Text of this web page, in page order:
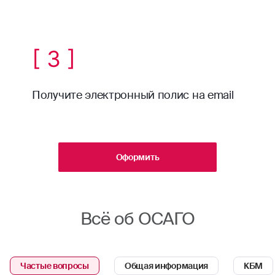
[ 3 ]
Получите электронный полис на email
Оформить
Всё об ОСАГО
Частые вопросы Общая информация КБМ